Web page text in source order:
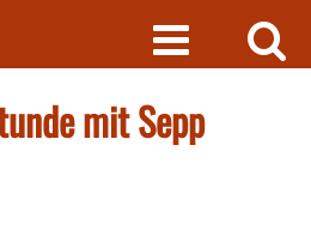
mit Sepp